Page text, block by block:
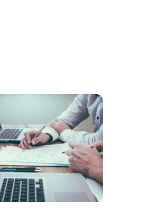
pour mettre votre bien en